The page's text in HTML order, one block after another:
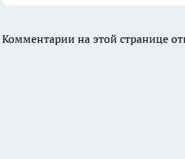
Комментарии на этой странице